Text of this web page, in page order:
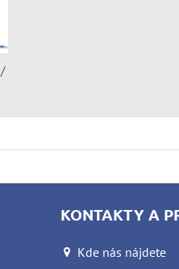
KONTAKTY A
Kde nás nájdete